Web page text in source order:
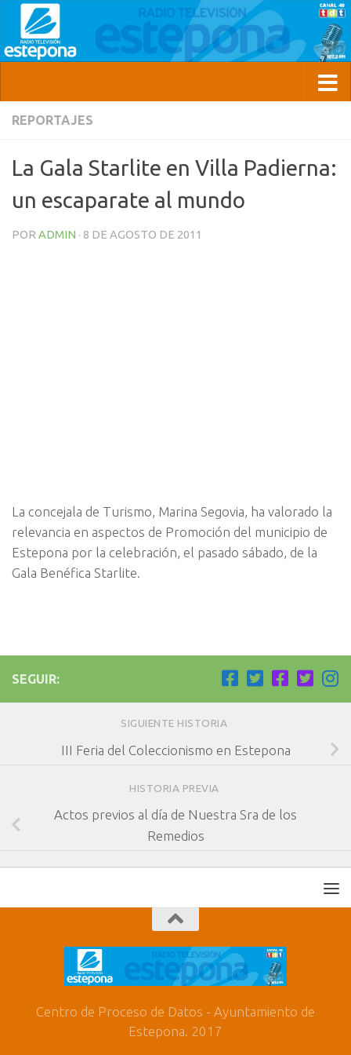
REPORTAJES
La Gala Starlite en Villa Padierna:
un escaparate al mundo
POR ADMIN · 8 DE AGOSTO DE 2011
La concejala de Turismo, Marina Segovia, ha valorado la
relevancia en aspectos de Promoción del municipio de
Estepona por la celebración, el pasado sábado, de la
Gala Benéfica Starlite.
SEGUIR:
SIGUIENTE HISTORIA
III Feria del Coleccionismo en Estepona
HISTORIA PREVIA
Actos previos al día de Nuestra Sra de los
Remedios
Centro de Proceso de Datos - Ayuntamiento de
Estepona. 2017